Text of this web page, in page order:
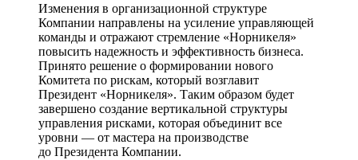
Изменения в организационной структуре
Компании направлены на усиление управляющей
команды и отражают стремление «Норникеля»
повысить надежность и эффективность бизнеса.
Принято решение о формировании нового
Комитета по рискам, который возглавит
Президент «Норникеля». Таким образом будет
завершено создание вертикальной структуры
управления рисками, которая объединит все
уровни — от мастера на производстве
до Президента Компании.